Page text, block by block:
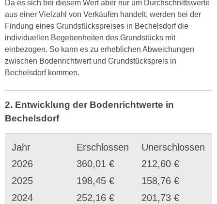
Da es sich bei diesem Wert aber nur um Durchschnittswerte
aus einer Vielzahl von Verkäufen handelt, werden bei der
Findung eines Grundstückspreises in Bechelsdorf die
individuellen Begebenheiten des Grundstücks mit
einbezogen. So kann es zu erheblichen Abweichungen
zwischen Bodenrichtwert und Grundstückspreis in
Bechelsdorf kommen.
2. Entwicklung der Bodenrichtwerte in
Bechelsdorf
Jahr Erschlossen
Unerschlossen
2026
360,01 €
212,60 €
2025
198,45 €
158,76 €
2024
252,16 €
201,73 €